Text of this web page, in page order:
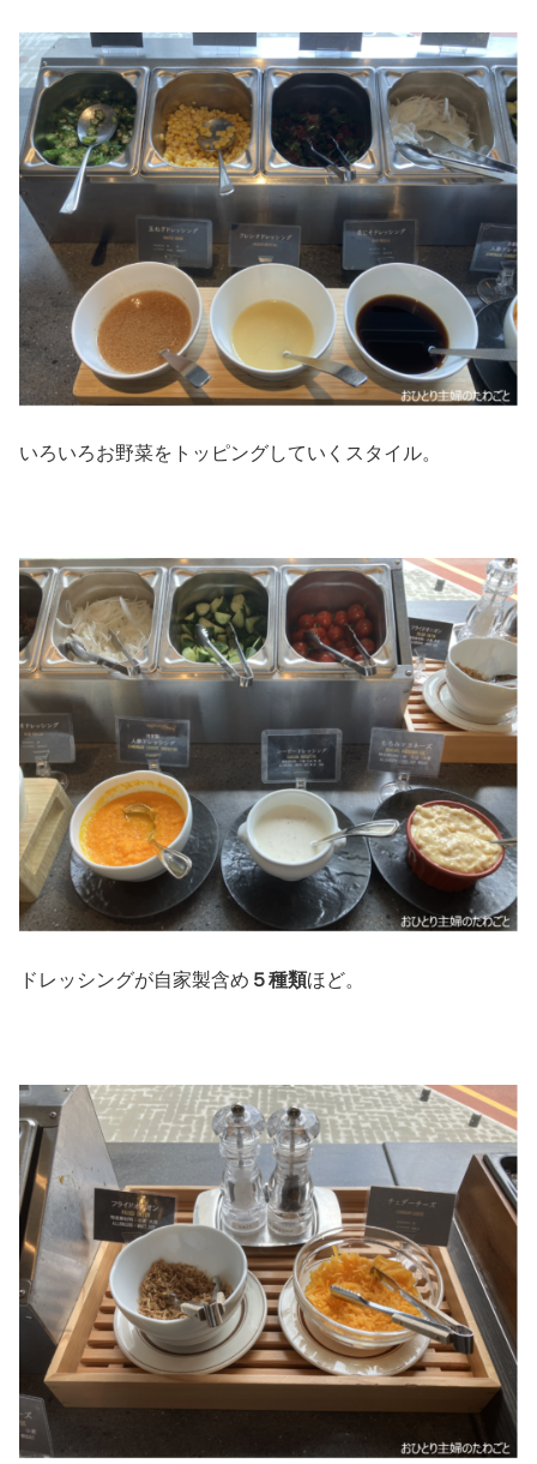
いろいろお野菜をトッピングしていくスタイル。
ドレッシングが自家製含め ５種類ほど。